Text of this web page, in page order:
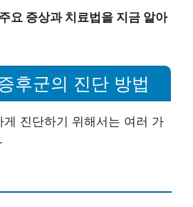
요 증상과 치료법을 지금 알아
후군의 진단 방법
게 진단하기 위해서는 여러 가